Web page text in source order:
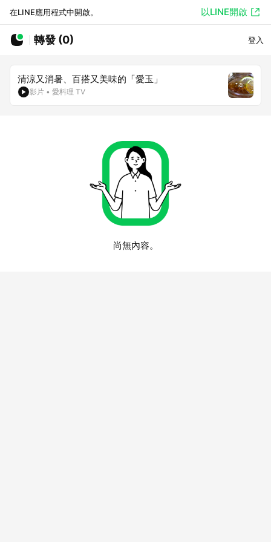
在LINE應用程式中開啟。 以LINE開啟
轉發 (0) 登入
清涼又消暑、百搭又美味的「愛玉」
影片 • 愛料理 TV
尚無內容。